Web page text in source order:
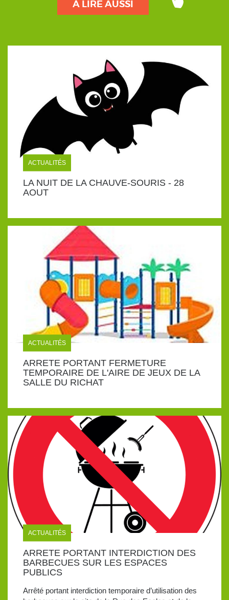
À LIRE AUSSI
ACTUALITÉS
LA NUIT DE LA CHAUVE-SOURIS - 28
AOUT
ACTUALITÉS
ARRETE PORTANT FERMETURE
TEMPORAIRE DE L'AIRE DE JEUX DE LA
SALLE DU RICHAT
ACTUALITÉS
ARRETE PORTANT INTERDICTION DES
BARBECUES SUR LES ESPACES
PUBLICS
Arrêté portant interdiction temporaire d’utilisation des